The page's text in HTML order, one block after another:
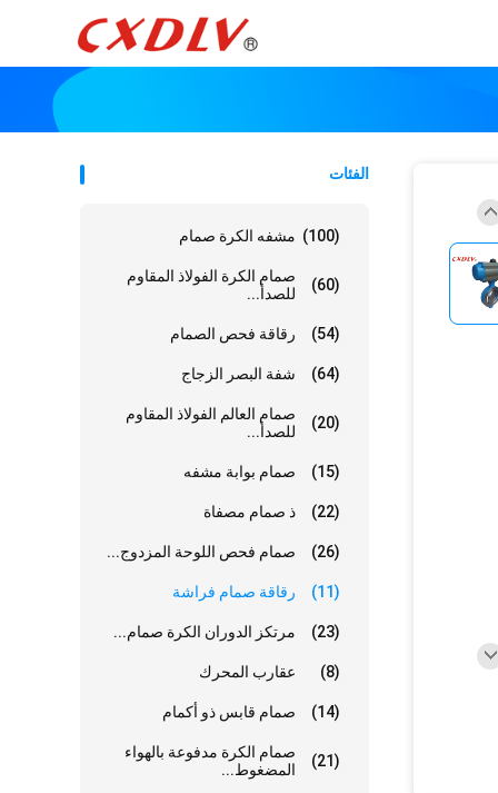
الفئات
مشفه الكرة صمام (100)
صمام الكرة الفولاذ المقاوم
للصدأ...
(60)
رقاقة فحص الصمام (54)
شفة البصر الزجاج (64)
صمام العالم الفولاذ المقاوم
للصدأ...
(20)
صمام بوابة مشفه (15)
ذ صمام مصفاة (22)
صمام فحص اللوحة المزدوج... (26)
رقاقة صمام فراشة (11)
مرتكز الدوران الكرة صمام... (23)
عقارب المحرك (8)
صمام قابس ذو أكمام (14)
صمام الكرة مدفوعة بالهواء
المضغوط...
(21)